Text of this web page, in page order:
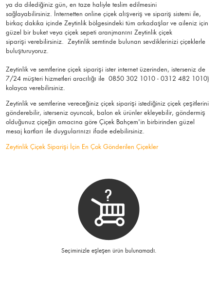
ya da dilediğiniz gün, en taze haliyle teslim edilmesini
sağlayabilirsiniz. İnternetten online çiçek alışveriş ve sipariş sistemi ile,
birkaç dakika içinde Zeytinlik bölgesindeki tüm arkadaşlar ve aileniz için
güzel bir buket veya çiçek sepeti aranjmanını Zeytinlik çiçek
siparişi verebilirsiniz. Zeytinlik semtinde bulunan sevdiklerinizi çiçeklerle
buluşturuyoruz.
Zeytinlik ve semtlerine çiçek siparişi ister internet üzerinden, isterseniz de
7/24 müşteri hizmetleri aracılığı ile 0850 302 1010 - 0312 482 1010)
kolayca verebilirsiniz.
Zeytinlik ve semtlerine vereceğiniz çiçek siparişi istediğiniz çiçek çeşitlerini
gönderebilir, isterseniz oyuncak, balon ek ürünler ekleyebilir, göndermiş
olduğunuz çiçeğin amacına göre Çiçek Bahçem'in birbirinden güzel
mesaj kartları ile duygularınızı ifade edebilirsiniz.
Zeytinlik Çiçek Siparişi İçin En Çok Gönderilen Çiçekler
Seçiminizle eşleşen ürün bulunamadı.